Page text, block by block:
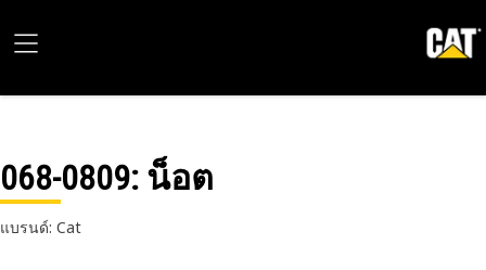
068-0809: น็อต
แบรนด์: Cat